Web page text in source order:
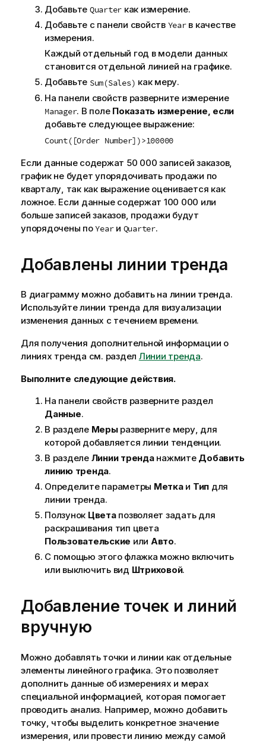
Добавьте Quarter как измерение.
Добавьте с панели свойств Yearв качестве
измерения.
Каждый отдельный год в модели данных
становится отдельной линией на графике.
Добавьте Sum(Sales) как меру.
На панели свойств разверните измерение
Manager. В поле Показать измерение, если
добавьте следующее выражение:
Count([Order Number])>100000
Если данные содержат 50 000 записей заказов,
график не будет упорядочивать продажи по
кварталу, так как выражение оценивается как
ложное. Если данные содержат 100 000 или
больше записей заказов, продажи будут
упорядочены поYearи Quarter.
Добавлены линии тренда
В диаграмму можно добавить на линии тренда.
Используйте линии тренда для визуализации
изменения данных с течением времени.
Для получения дополнительной информации о
линиях тренда см. раздел Линии тренда.
Выполните следующие действия.
На панели свойств разверните раздел
Данные.
В разделе Мерыразверните меру, для
которой добавляется линии тенденции.
В разделе Линии тренданажмите Добавить
линию тренда.
Определите параметры Меткаи Тип для
линии тренда.
Ползунок Цветапозволяет задать для
раскрашивания тип цвета
Пользовательские или Авто.
С помощью этого флажка можно включить
или выключить вид Штриховой.
Добавление точек и линий
вручную
Можно добавлять точки и линии как отдельные
элементы линейного графика. Это позволяет
дополнить данные об измерениях и мерах
специальной информацией, которая помогает
проводить анализ. Например, можно добавить
точку, чтобы выделить конкретное значение
измерения, или провести линию между самой